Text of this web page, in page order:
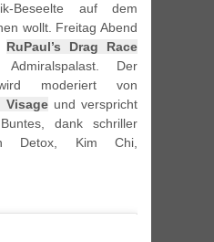
Beseelte auf dem
wollt. Freitag Abend
RuPaul’s Drag Race
Der
moderiert von
Visageund verspricht
dank schriller
Detox, Kim Chi,